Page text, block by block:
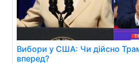
Вибори у США: Чи дійсно
вперед?